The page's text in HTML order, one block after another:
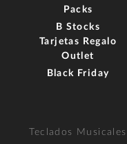
Packs
B Stocks
Tarjetas Regalo
Outlet
Black Friday
Teclados Musicales